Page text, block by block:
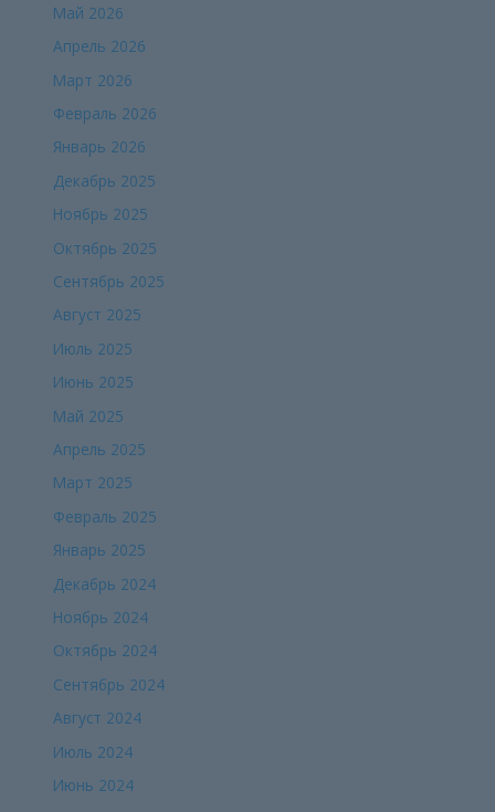
Май 2026
Апрель 2026
Март 2026
Февраль 2026
Январь 2026
Декабрь 2025
Ноябрь 2025
Октябрь 2025
Сентябрь 2025
Август 2025
Июль 2025
Июнь 2025
Май 2025
Апрель 2025
Март 2025
Февраль 2025
Январь 2025
Декабрь 2024
Ноябрь 2024
Октябрь 2024
Сентябрь 2024
Август 2024
Июль 2024
Июнь 2024